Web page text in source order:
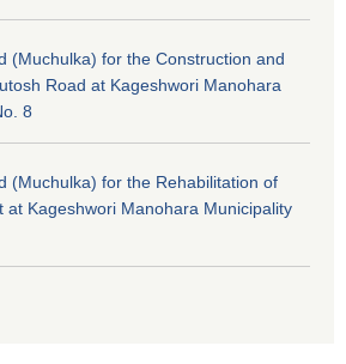
(Muchulka) for the Construction and
Road at Kageshwori Manohara
8
(Muchulka) for the Rehabilitation of
at Kageshwori Manohara Municipality